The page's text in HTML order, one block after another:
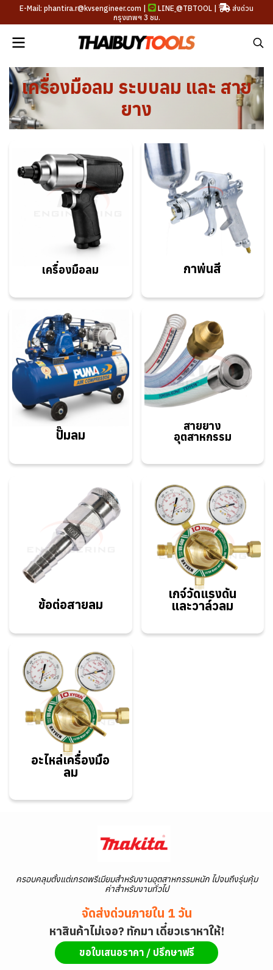
E-Mail: phantira.r@kvsengineer.com | LINE @TBTOOL |
ส่งด่วน
กรุงเทพฯ 3 ชม.
เครื่องมือลม ระบบลม และ สาย
ยาง
เครื่องมือลม กาพ่นสี
ปั๊มลม
สายยาง
อุตสาหกรรม
ข้อต่อสายลม
เกจ์วัดแรงดัน
และวาล์วลม
อะไหล่เครื่องมือ
ลม
ครอบคลุมตั้งแต่เกรดพรีเมียมสำหรับงานอุตสาหกรรมหนัก ไปจนถึงรุ่นคุ้ม
ค่าสำหรับงานทั่วไป
จัดส่งด่วนภายใน 1 วัน
หาสินค้าไม่เจอ? ทักมา เดี๋ยวเราหาให้!
ขอใบเสนอราคา / ปรึกษาฟรี